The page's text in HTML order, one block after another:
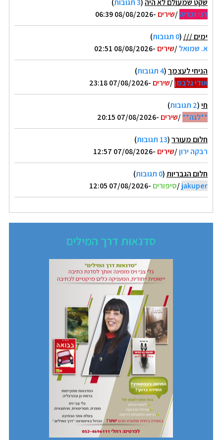
דני זכריה/שירים -08/08/2026 06:39
ימים /// (0 תגובות
)
א. שמואל/שירים -08/08/2026 02:51
הניחי לעצמך(4 תגובות
)
אודי גלבמן/שירים -07/08/2026 23:18
חי(2 תגובות
)
**לנה**/שירים -07/08/2026 20:15
חלום מעורר(13 תגובות
)
רבקה ירון/שירים -07/08/2026 12:57
חלום הגבריות(0 תגובות
)
jakuper
/סיפורים -07/08/2026 12:05
סדנאות דרך המילים